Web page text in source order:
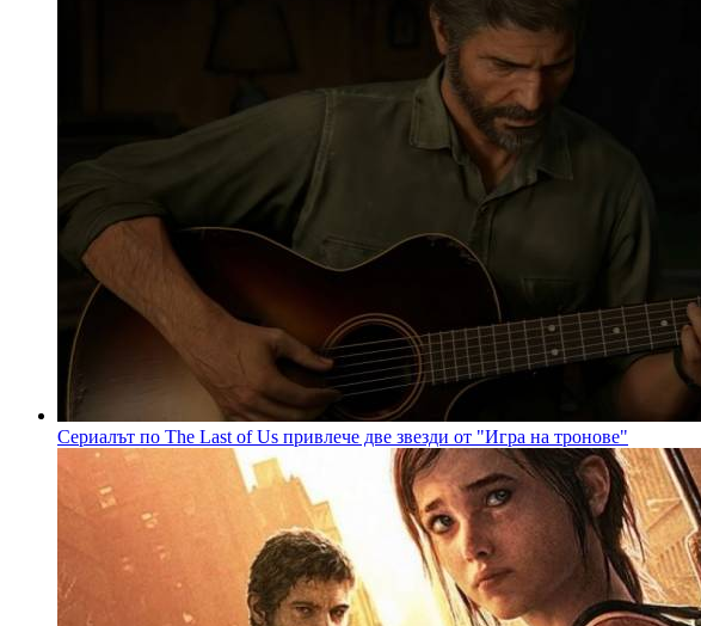
Сериалът по The Last of Us привлече две звезди от "Игра на тронове"